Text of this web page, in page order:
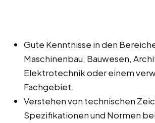
Gute Kenntnisse in den
Maschinenbau, Bauwesen,
Elektrotechnik oder einem
Fachgebiet.
Verstehen von technischen
Spezifikationen und Normen